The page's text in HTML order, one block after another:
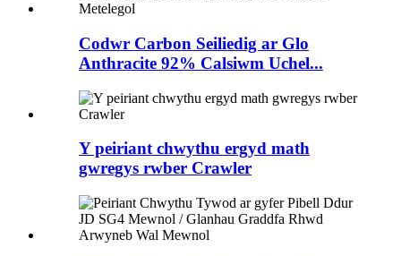
Codwr Carbon Seiliedig ar Glo
Anthracite 92% Calsiwm Uchel...
Y peiriant chwythu ergyd math
gwregys rwber Crawler